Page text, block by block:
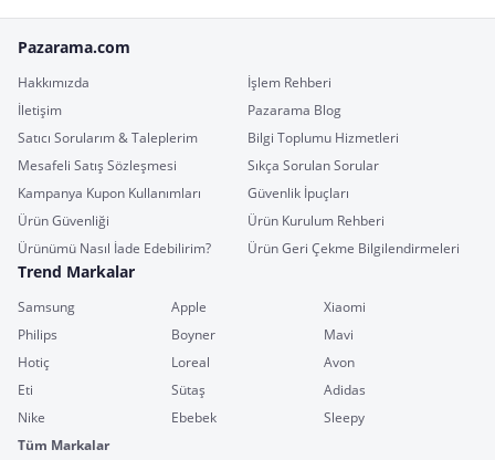
Pazarama.com
Hakkımızda
İşlem Rehberi
İletişim
Pazarama Blog
Satıcı Sorularım & Taleplerim
Bilgi Toplumu Hizmetleri
Mesafeli Satış Sözleşmesi
Sıkça Sorulan Sorular
Kampanya Kupon Kullanımları
Güvenlik İpuçları
Ürün Güvenliği
Ürün Kurulum Rehberi
Ürünümü Nasıl İade Edebilirim?
Ürün Geri Çekme Bilgilendirmeleri
Trend Markalar
Samsung Apple
Xiaomi
Philips
Boyner
Mavi
Hotiç
Loreal
Avon
Eti
Sütaş
Adidas
Nike
Ebebek
Sleepy
Tüm Markalar